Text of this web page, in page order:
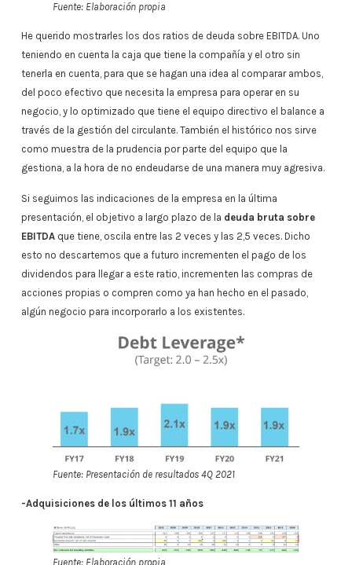
Fuente: Elaboración propia
He querido mostrarles los dos ratios de deuda sobre EBITDA. Uno
teniendo en cuenta la caja que tiene la compañía y el otro sin
tenerla en cuenta, para que se hagan una idea al comparar ambos,
del poco efectivo que necesita la empresa para operar en su
negocio, y lo optimizado que tiene el equipo directivo el balance a
través de la gestión del circulante. También el histórico nos sirve
como muestra de la prudencia por parte del equipo que la
gestiona, a la hora de no endeudarse de una manera muy agresiva.
Si seguimos las indicaciones de la empresa en la última
presentación, el objetivo a largo plazo de la deuda bruta sobre
EBITDAque tiene, oscila entre las 2 veces y las 2,5 veces. Dicho
esto no descartemos que a futuro incrementen el pago de los
dividendos para llegar a este ratio, incrementen las compras de
acciones propias o compren como ya han hecho en el pasado,
algún negocio para incorporarlo a los existentes.
Fuente: Presentación de resultados 4Q 2021
-Adquisiciones de los últimos 11 años
Fuente: Elaboración propia